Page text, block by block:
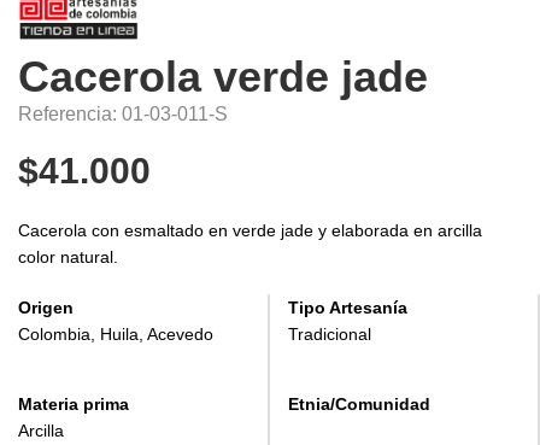
Cacerola verde jade
Referencia: 01-03-011-S
$41.000
Cacerola con esmaltado en verde jade y elaborada en arcilla
color natural.
Origen
Colombia, Huila, Acevedo
Materia prima
Arcilla
Tipo Artesanía
Tradicional
Etnia/Comunidad